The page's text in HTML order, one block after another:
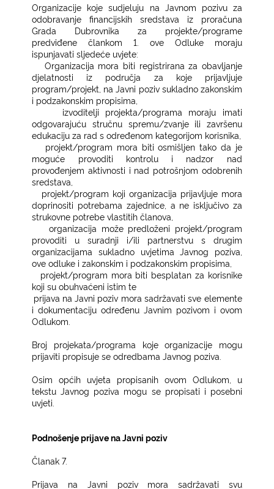
Organizacije koje sudjeluju na Javnom pozivu za
odobravanje financijskih sredstava iz proračuna
Grada Dubrovnika za projekte/programe
predviđene člankom 1. ove Odluke moraju
ispunjavati sljedeće uvjete:
Organizacija mora biti registrirana za obavljanje
djelatnosti iz područja za koje prijavljuje
program/projekt, na Javni poziv sukladno zakonskim
i podzakonskim propisima,
izvoditelji projekta/programa moraju imati
odgovarajuću stručnu spremu/zvanje ili završenu
edukaciju za rad s određenom kategorijom korisnika,
projekt/program mora biti osmišljen tako da je
moguće provoditi kontrolu i nadzor nad
provođenjem aktivnosti i nad potrošnjom odobrenih
sredstava,
projekt/program koji organizacija prijavljuje mora
doprinositi potrebama zajednice, a ne isključivo za
strukovne potrebe vlastitih članova,
organizacija može predloženi projekt/program
provoditi u suradnji i/ili partnerstvu s drugim
organizacijama sukladno uvjetima Javnog poziva,
ove odluke i zakonskim i podzakonskim propisima,
projekt/program mora biti besplatan za korisnike
koji su obuhvaćeni istim te
prijava na Javni poziv mora sadržavati sve elemente
i dokumentaciju određenu Javnim pozivom i ovom
Odlukom.
Broj projekata/programa koje organizacije mogu
prijaviti propisuje se odredbama Javnog poziva.
Osim općih uvjeta propisanih ovom Odlukom, u
tekstu Javnog poziva mogu se propisati i posebni
uvjeti.
Podnošenje prijave na Javni poziv
Članak 7.
Prijava na Javni poziv mora sadržavati svu